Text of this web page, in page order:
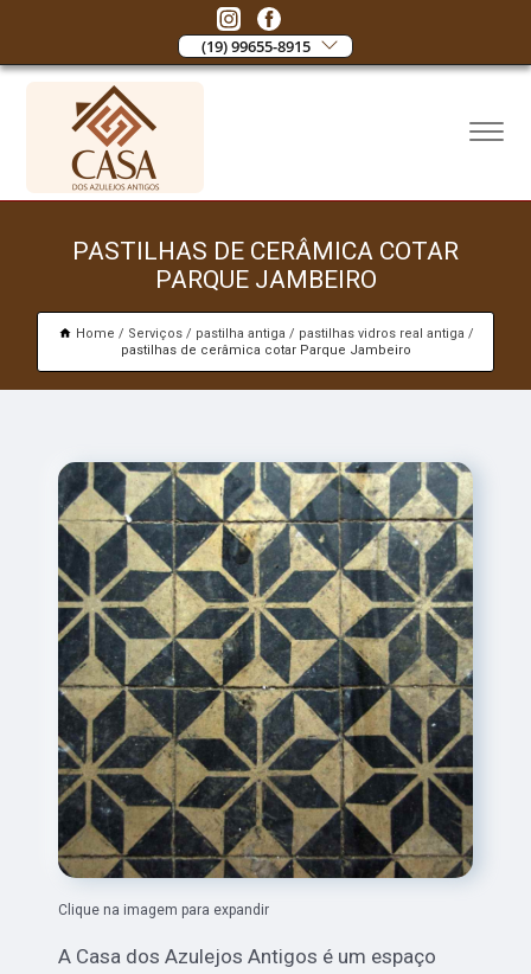
(19) 99655-8915
PASTILHAS DE CERÂMICA COTAR
PARQUE JAMBEIRO
Home Serviços pastilha antiga
pastilhas vidros real antiga
pastilhas de cerâmica cotar Parque Jambeiro
Clique na imagem para expandir
A Casa dos Azulejos Antigos é um espaço